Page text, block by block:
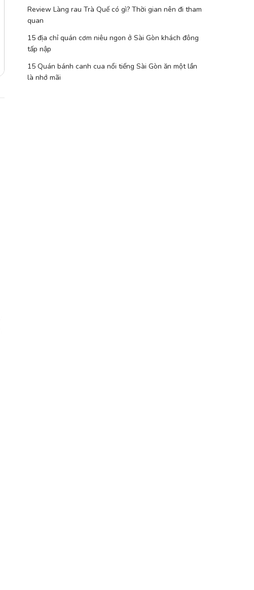
Review Làng rau Trà Quế có gì? Thời gian nên đi tham
quan
15 địa chỉ quán cơm niêu ngon ở Sài Gòn khách đông
tấp nập
15 Quán bánh canh cua nổi tiếng Sài Gòn ăn một lần
là nhớ mãi